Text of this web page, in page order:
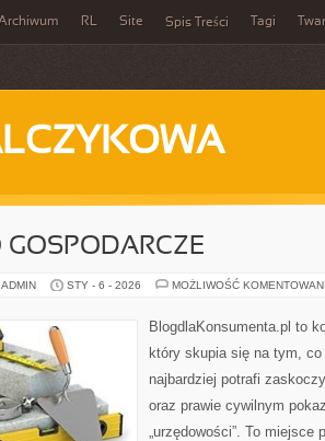
RL Site Spis Treści Tagi
GOSPODARCZE
STY - 6 - 2026 MOŻLIWOŚĆ
BlogdlaKonsumenta.pl to
który skupia się na tym,
najbardziej potrafi
oraz prawie cywilnym
„urzędowości”. To miejsce